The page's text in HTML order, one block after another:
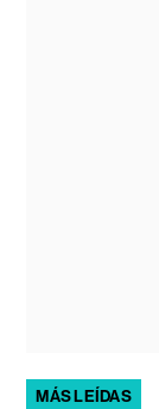
MÁS LEÍDAS